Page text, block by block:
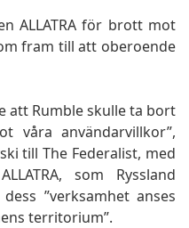
ALLATRA för brott mot
fram till att oberoende
att Rumble skulle ta bort
våra användarvillkor”,
till The Federalist, med
som Ryssland
”verksamhet anses
territorium”.